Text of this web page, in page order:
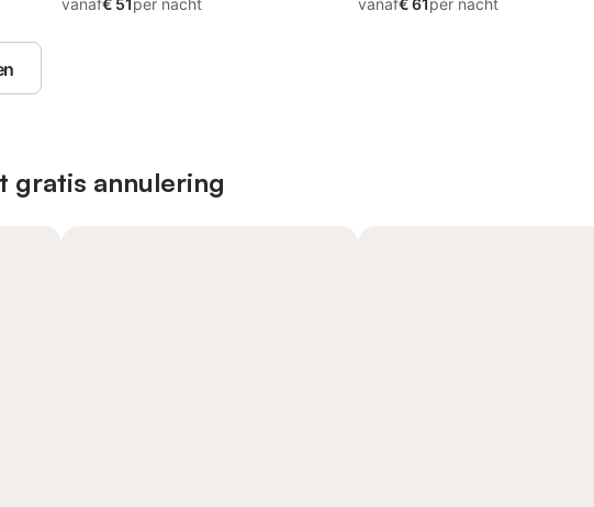
vanaf€ 51per nacht
vanaf€ 61per nacht
gratis annulering